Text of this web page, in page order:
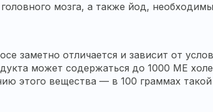
мозга, а также йод,
заметно отличается и зависит от
может содержаться до 1000 МЕ
этого вещества — в 100 граммах